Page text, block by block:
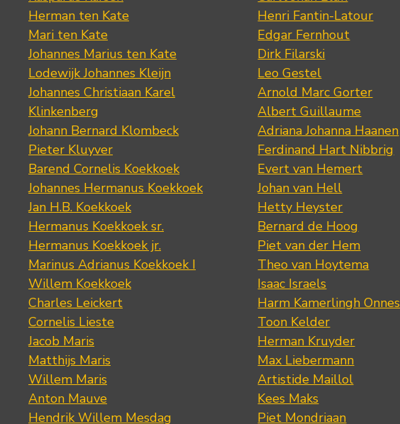
Herman ten Kate
Mari ten Kate
Johannes Marius ten Kate
Lodewijk Johannes Kleijn
Johannes Christiaan Karel
Klinkenberg
Johann Bernard Klombeck
Pieter Kluyver
Barend Cornelis Koekkoek
Johannes Hermanus Koekkoek
Jan H.B. Koekkoek
Hermanus Koekkoek sr.
Hermanus Koekkoek jr.
Marinus Adrianus Koekkoek I
Willem Koekkoek
Charles Leickert
Cornelis Lieste
Jacob Maris
Matthijs Maris
Willem Maris
Anton Mauve
Hendrik Willem Mesdag
Henri Fantin-Latour
Edgar Fernhout
Dirk Filarski
Leo Gestel
Arnold Marc Gorter
Albert Guillaume
Adriana Johanna Haanen
Ferdinand Hart Nibbrig
Evert van Hemert
Johan van Hell
Hetty Heyster
Bernard de Hoog
Piet van der Hem
Theo van Hoytema
Isaac Israels
Harm Kamerlingh Onnes
Toon Kelder
Herman Kruyder
Max Liebermann
Artistide Maillol
Kees Maks
Piet Mondriaan